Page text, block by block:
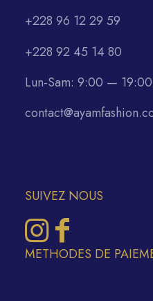
+228 96 12 29 59
+228 92 45 14 80
Lun-Sam: 9:00 — 19:00
SUIVEZ NOUS
METHODES DE